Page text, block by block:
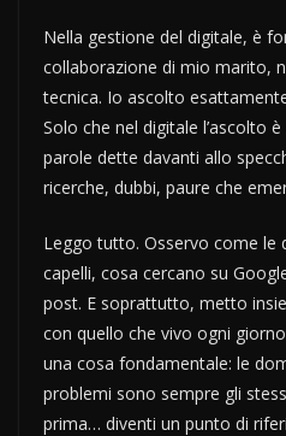
Nella gestione del digitale, è
collaborazione di mio marito,
tecnica. Io ascolto
Solo che nel digitale l’ascolto
parole dette davanti allo
ricerche, dubbi, paure che
Leggo tutto. Osservo come le
capelli, cosa cercano su
post. E soprattutto, metto
con quello che vivo ogni
una cosa fondamentale: le
problemi sono sempre gli
prima… diventi un punto di